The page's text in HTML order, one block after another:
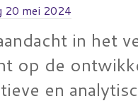
20 mei 2024
in het
op de
en